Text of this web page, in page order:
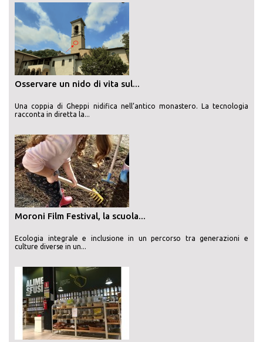
Osservare un nido di vita sul...
Una coppia di Gheppi nidifica nell’antico monastero. La tecnologia
racconta in diretta la...
Moroni Film Festival, la scuola...
Ecologia integrale e inclusione in un percorso tra generazioni e
culture diverse in un...